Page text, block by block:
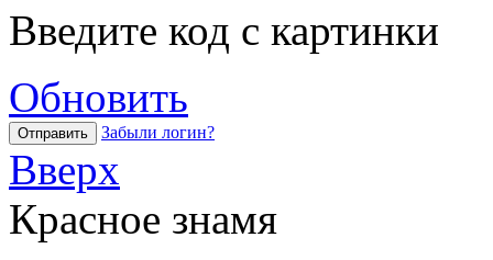
Введите код с картинки
Обновить
Отправить Забыли логин?
Вверх
Красное знамя